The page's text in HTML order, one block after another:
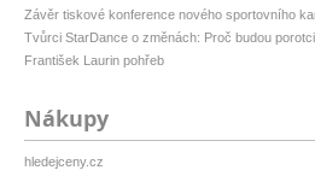
Závěr tiskové konference nového sportovního
Tvůrci StarDance o změnách: Proč budou
František Laurin pohřeb
Nákupy
hledejceny.cz